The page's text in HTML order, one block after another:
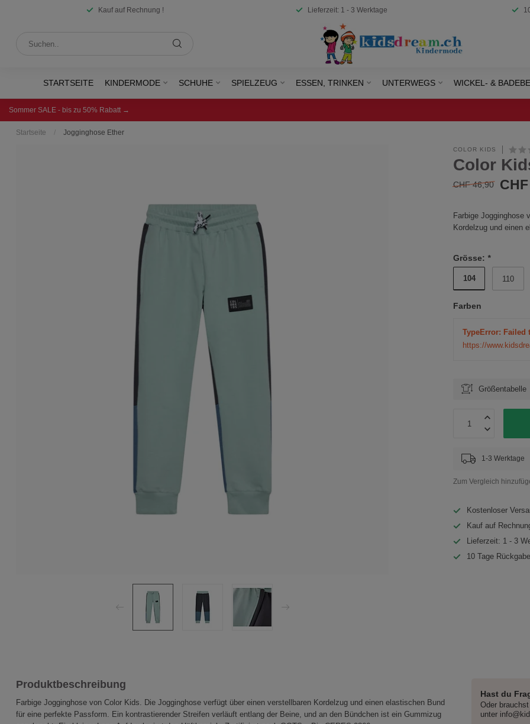
Kauf auf Rechnung ! Lieferzeit: 1 - 3 Werktage
STARTSEITE KINDERMODE SCHUHE SPIELZEUG ESSEN, TRINKEN UNTERWEGS WICKEL- &
Sommer SALE - bis zu 50% Rabatt →
Startseite / Jogginghose Ether
COLOR KIDS
Color
CHF 46,90
Farbige Jogginghose
Kordelzug und einen
Grösse: *
104 110
Farben
TypeError: Failed
https://
Größentabelle
1-3 Werktage
Zum Vergleich
Kostenloser
Kauf auf
Lieferzeit: 1 - 3
10 Tage
Produktbeschreibung
Farbige Jogginghose von Color Kids. Die Jogginghose verfügt über einen verstellbaren Kordelzug und einen elastischen Bund
für eine perfekte Passform. Ein kontrastierender Streifen verläuft entlang der Beine, und an den Bündchen ist ein Gummizug
Hast du
Oder
unter